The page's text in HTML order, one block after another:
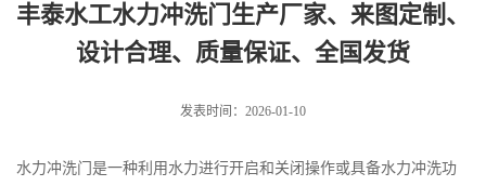
丰泰水工水力冲洗门生产厂家、来图定制、
设计合理、质量保证、全国发货
发表时间：2026-01-10
水力冲洗门是一种利用水力进行开启和关闭操作或具备水力冲洗功